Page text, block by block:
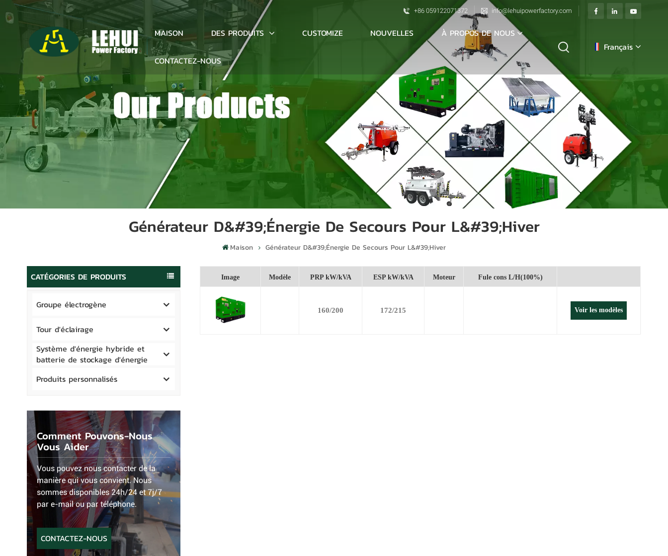
+86 059122071372 info@lehuipowerfactory.com
MAISON DES PRODUITS CUSTOMIZE NOUVELLES À PROPOS DE NOUS
CONTACTEZ-NOUS
Français
français
Deutsch
italiano
русский
español
Melayu
Générateur D&#39;énergie De Secours Pour L&#39;hiver
Maison Générateur D&#39;énergie De Secours Pour L&#39;hiver
CATÉGORIES DE PRODUITS
Groupe électrogène
Tour d'éclairage
Système d'énergie hybride et
batterie de stockage d'énergie
Produits personnalisés
Comment Pouvons-Nous
Vous Aider
Vous pouvez nous contacter de la
manière qui vous convient. Nous
sommes disponibles 24h/24 et 7j/7
par e-mail ou par téléphone.
CONTACTEZ-NOUS
Image Modèle PRP kW/kVA ESP kW/kVA Moteur Fule cons L/H(100%)
160/200 172/215 Voir les modèles